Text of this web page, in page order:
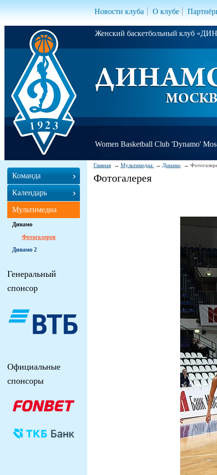
Новости клуба О клубе
Женский баскетбольный клуб
Women Basketball Club 'Dynamo'
Главная Мультимедиа Динамо
Фотогалерея
Команда
Календарь
Мультимедиа
Динамо
Фотогалерея
Динамо 2
Генеральный
спонсор
Официальные
спонсоры